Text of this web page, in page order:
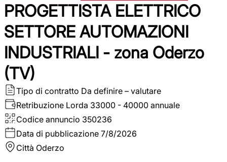
PROGETTISTA ELETTRICO
SETTORE AUTOMAZIONI
INDUSTRIALI - zona Oderzo
(TV)
Tipo di contratto Da definire – valutare
Retribuzione Lorda 33000 - 40000 annuale
Codice annuncio 350236
Data di pubblicazione 7/8/2026
Città Oderzo